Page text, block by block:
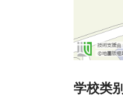
学校类别